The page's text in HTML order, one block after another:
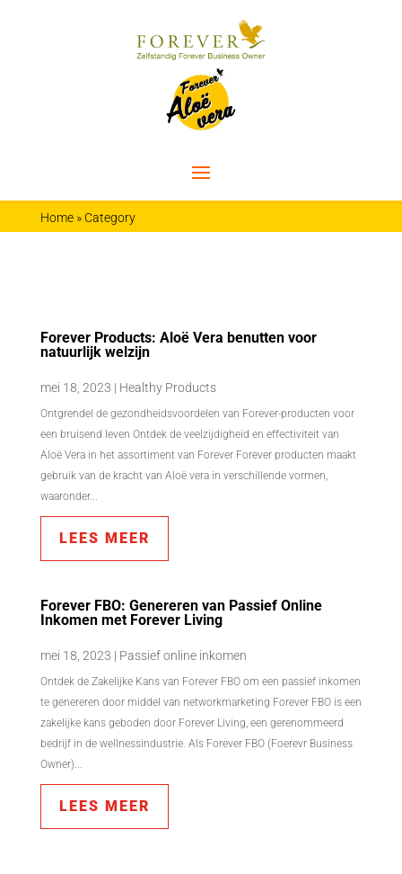
Home» Category
Forever Products: Aloë Vera benutten voor
natuurlijk welzijn
mei 18, 2023 | Healthy Products
Ontgrendel de gezondheidsvoordelen van Forever-producten voor
een bruisend leven Ontdek de veelzijdigheid en effectiviteit van
Aloë Vera in het assortiment van Forever Forever producten maakt
gebruik van de kracht van Aloë vera in verschillende vormen,
waaronder...
LEES MEER
Forever FBO: Genereren van Passief Online
Inkomen met Forever Living
mei 18, 2023 | Passief online inkomen
Ontdek de Zakelijke Kans van Forever FBO om een passief inkomen
te genereren door middel van networkmarketing Forever FBO is een
zakelijke kans geboden door Forever Living, een gerenommeerd
bedrijf in de wellnessindustrie. Als Forever FBO (Foerevr Business
Owner)...
LEES MEER